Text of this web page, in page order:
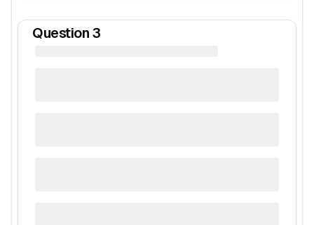
Question 3